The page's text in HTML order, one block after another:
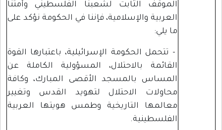
الموقف الثابت لشعبنا الفلسطيني وأمتنا
العربية والإسلامية، فإننا في الحكومة نؤكد على
ما يلي:
- تتحمل الحكومة الإسرائيلية، باعتبارها القوة
القائمة بالاحتلال، المسؤولية الكاملة عن
المساس بالمسجد الأقصى المبارك، وكافة
محاولات الاحتلال لتهويد القدس وتغيير
معالمها التاريخية وطمس هويتها العربية
الفلسطينية.